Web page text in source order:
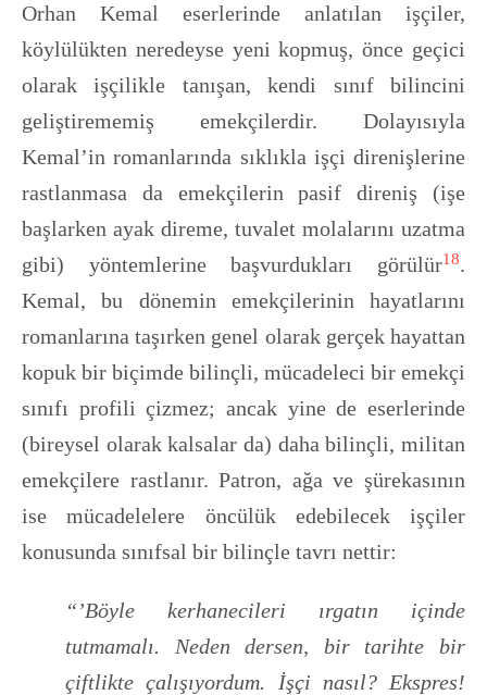
Orhan Kemal eserlerinde anlatılan işçiler,
köylülükten neredeyse yeni kopmuş, önce geçici
olarak işçilikle tanışan, kendi sınıf bilincini
geliştirememiş emekçilerdir. Dolayısıyla
Kemal’in romanlarında sıklıkla işçi direnişlerine
rastlanmasa da emekçilerin pasif direniş (işe
başlarken ayak direme, tuvalet molalarını uzatma
gibi) yöntemlerine başvurdukları görülür18.
Kemal, bu dönemin emekçilerinin hayatlarını
romanlarına taşırken genel olarak gerçek hayattan
kopuk bir biçimde bilinçli, mücadeleci bir emekçi
sınıfı profili çizmez; ancak yine de eserlerinde
(bireysel olarak kalsalar da) daha bilinçli, militan
emekçilere rastlanır. Patron, ağa ve şürekasının
ise mücadelelere öncülük edebilecek işçiler
konusunda sınıfsal bir bilinçle tavrı nettir:
“’Böyle kerhanecileri ırgatın içinde
tutmamalı. Neden dersen, bir tarihte bir
çiftlikte çalışıyordum. İşçi nasıl? Ekspres!